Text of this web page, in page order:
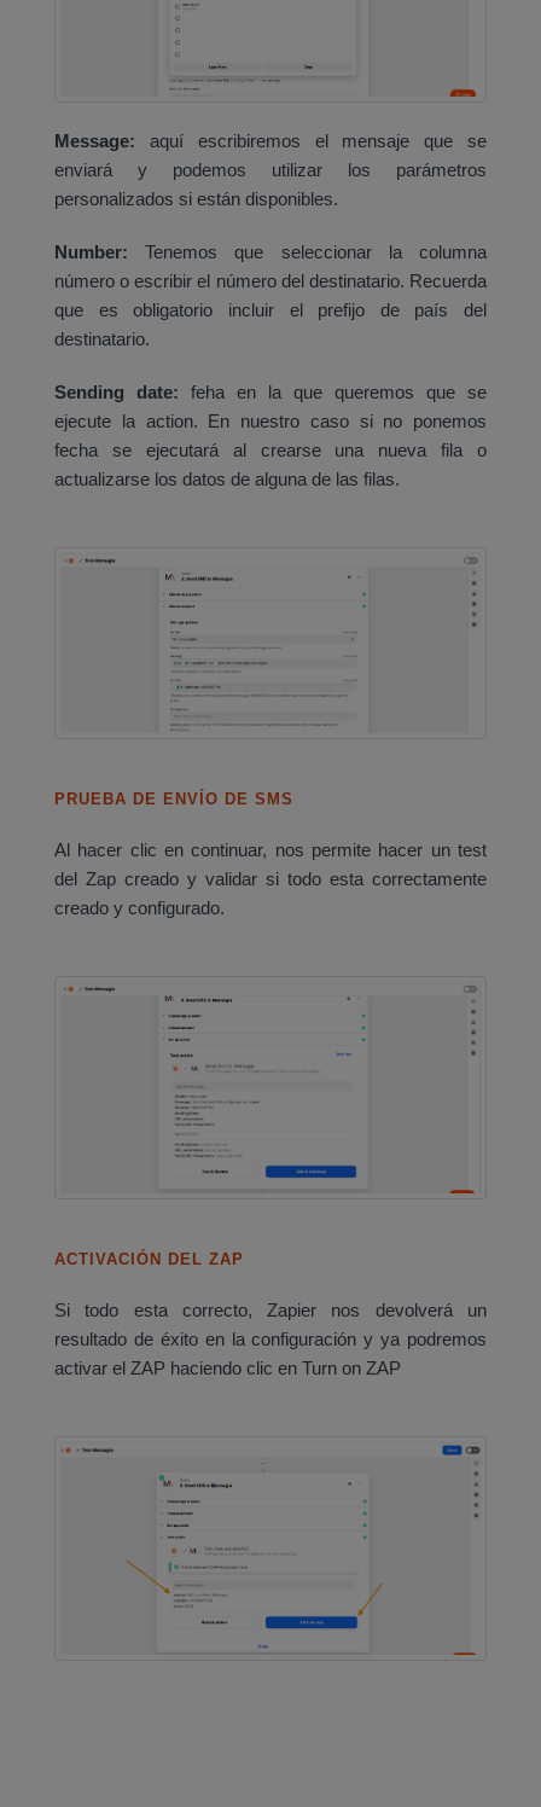
Message: aquí escribiremos el mensaje que se
enviará y podemos utilizar los parámetros
personalizados si están disponibles.
Number: Tenemos que seleccionar la columna
número o escribir el número del destinatario. Recuerda
que es obligatorio incluir el prefijo de país del
destinatario.
Sending date: feha en la que queremos que se
ejecute la action. En nuestro caso si no ponemos
fecha se ejecutará al crearse una nueva fila o
actualizarse los datos de alguna de las filas.
PRUEBA DE ENVÍO DE SMS
Al hacer clic en continuar, nos permite hacer un test
del Zap creado y validar si todo esta correctamente
creado y configurado.
ACTIVACIÓN DEL ZAP
Si todo esta correcto, Zapier nos devolverá un
resultado de éxito en la configuración y ya podremos
activar el ZAP haciendo clic en Turn on ZAP